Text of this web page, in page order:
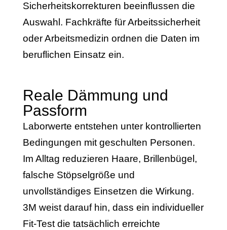
Sicherheitskorrekturen beeinflussen die
Auswahl. Fachkräfte für Arbeitssicherheit
oder Arbeitsmedizin ordnen die Daten im
beruflichen Einsatz ein.
Reale Dämmung und
Passform
Laborwerte entstehen unter kontrollierten
Bedingungen mit geschulten Personen.
Im Alltag reduzieren Haare, Brillenbügel,
falsche Stöpselgröße und
unvollständiges Einsetzen die Wirkung.
3M weist darauf hin, dass ein individueller
Fit-Test die tatsächlich erreichte